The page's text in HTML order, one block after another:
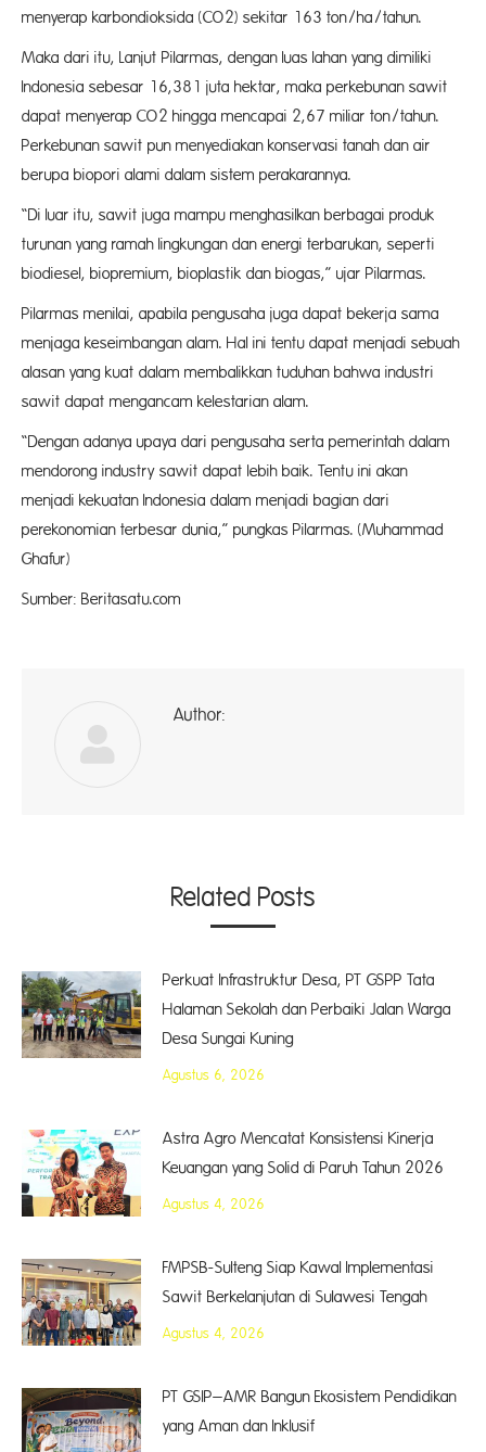
menyerap karbondioksida (CO2) sekitar 163 ton/ha/tahun.
Maka dari itu, Lanjut Pilarmas, dengan luas lahan yang dimiliki
Indonesia sebesar 16,381 juta hektar, maka perkebunan sawit
dapat menyerap CO2 hingga mencapai 2,67 miliar ton/tahun.
Perkebunan sawit pun menyediakan konservasi tanah dan air
berupa biopori alami dalam sistem perakarannya.
“Di luar itu, sawit juga mampu menghasilkan berbagai produk
turunan yang ramah lingkungan dan energi terbarukan, seperti
biodiesel, biopremium, bioplastik dan biogas,” ujar Pilarmas.
Pilarmas menilai, apabila pengusaha juga dapat bekerja sama
menjaga keseimbangan alam. Hal ini tentu dapat menjadi sebuah
alasan yang kuat dalam membalikkan tuduhan bahwa industri
sawit dapat mengancam kelestarian alam.
“Dengan adanya upaya dari pengusaha serta pemerintah dalam
mendorong industry sawit dapat lebih baik. Tentu ini akan
menjadi kekuatan Indonesia dalam menjadi bagian dari
perekonomian terbesar dunia,” pungkas Pilarmas. (Muhammad
Ghafur)
Sumber: Beritasatu.com
Author:
Related Posts
Perkuat Infrastruktur Desa, PT GSPP Tata
Halaman Sekolah dan Perbaiki Jalan Warga
Desa Sungai Kuning
Agustus 6, 2026
Astra Agro Mencatat Konsistensi Kinerja
Keuangan yang Solid di Paruh Tahun 2026
Agustus 4, 2026
FMPSB-Sulteng Siap Kawal Implementasi
Sawit Berkelanjutan di Sulawesi Tengah
Agustus 4, 2026
PT GSIP–AMR Bangun Ekosistem Pendidikan
yang Aman dan Inklusif